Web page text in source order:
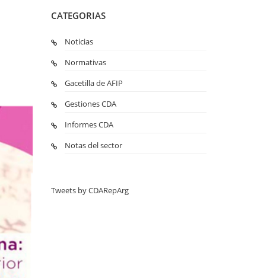
CATEGORIAS
Noticias
Normativas
Gacetilla de AFIP
Gestiones CDA
Informes CDA
Notas del sector
Tweets by CDARepArg